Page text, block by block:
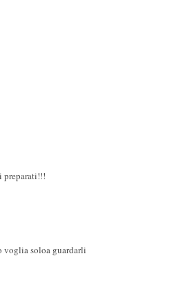
preparati!!!
voglia soloa guardarli